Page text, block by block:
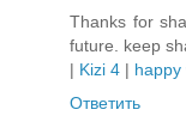
Thanks for
future. keep
| Kizi 4 | happy
Ответить